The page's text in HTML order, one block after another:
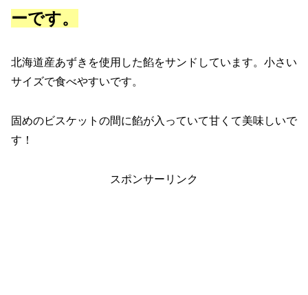
ーです。
北海道産あずきを使用した餡をサンドしています。小さい
サイズで食べやすいです。
固めのビスケットの間に餡が入っていて甘くて美味しいで
す！
スポンサーリンク